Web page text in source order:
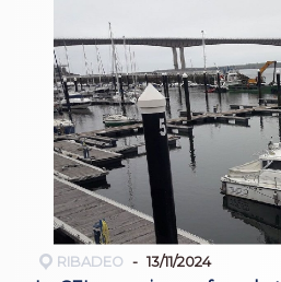
RIBADEO 13/11/2024